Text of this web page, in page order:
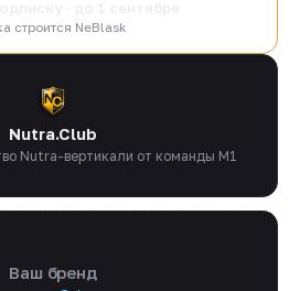
строится NeBlask
Nutra.Club
Nutra-вертикали от команды M1
Ваш бренд